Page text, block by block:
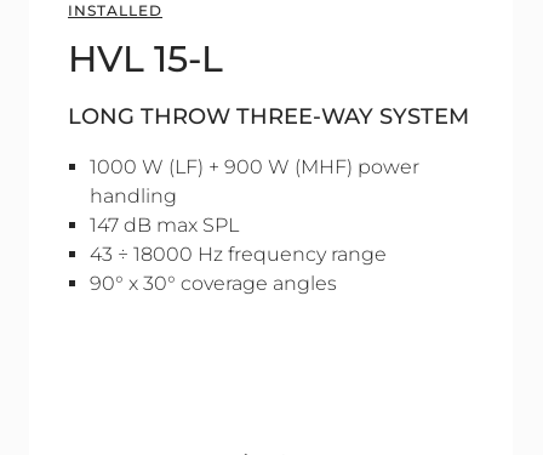
INSTALLED
HVL 15-L
LONG THROW THREE-WAY SYSTEM
1000 W (LF) + 900 W (MHF) power
handling
147 dB max SPL
43 ÷ 18000 Hz frequency range
90° x 30° coverage angles